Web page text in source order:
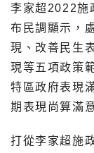
李家超2022施
布民調顯示，
現、改善民生
現等五項政策
特區政府表現
期表現尚算滿
打從李家超施